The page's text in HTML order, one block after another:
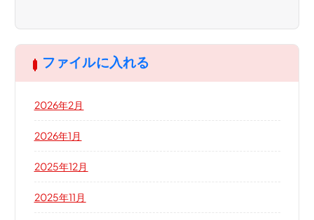
ファイルに入れる
2026年2月
2026年1月
2025年12月
2025年11月